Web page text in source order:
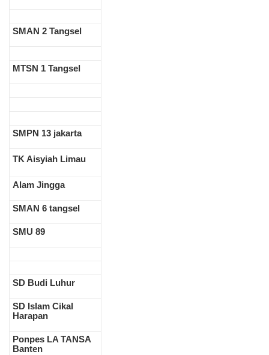
SMAN 2 Tangsel
MTSN 1 Tangsel
SMPN 13 jakarta
TK Aisyiah Limau
Alam Jingga
SMAN 6 tangsel
SMU 89
SD Budi Luhur
SD Islam Cikal
Harapan
Ponpes LA TANSA
Banten